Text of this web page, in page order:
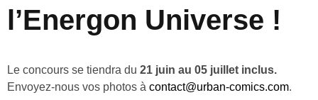
l’Energon Universe !
Le concours se tiendra du 21 juin au 05 juillet inclus.
Envoyez-nous vos photos à contact@urban-comics.com.